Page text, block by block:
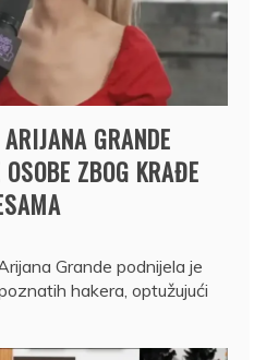
GRANDE
ZBOG KRAĐE
Grande podnijela je
hakera, optužujući